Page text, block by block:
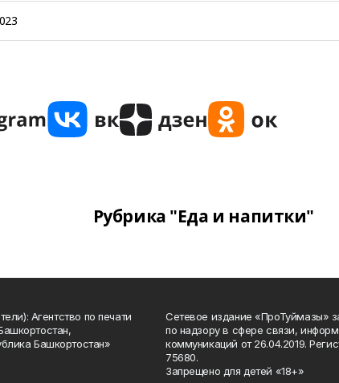
Рубрика "Еда и напитки"
Агентство по печати
Башкортостан»
Сетевое издание «ПроТуймазы»
по надзору в сфере связи,
коммуникаций от 26.04.2019.
75680.
Запрещено для детей «18+»